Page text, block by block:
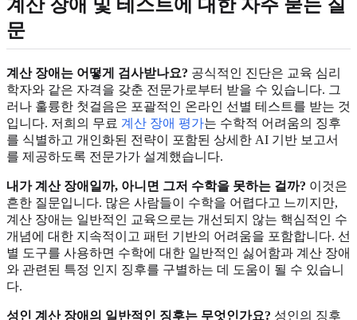
계산 장애 및 테스트에 대한 자주 묻는 질
문
계산 장애는 어떻게 검사받나요? 공식적인 진단은 교육 심리
학자와 같은 자격을 갖춘 전문가로부터 받을 수 있습니다. 그
러나 훌륭한 첫걸음은 포괄적인 온라인 선별 테스트를 받는 것
입니다. 저희의 무료 계산 장애 평가는 수학적 어려움의 징후
를 식별하고 개인화된 전략이 포함된 상세한 AI 기반 보고서
를 제공하도록 전문가가 설계했습니다.
내가 계산 장애일까, 아니면 그저 수학을 못하는 걸까? 이것은
흔한 질문입니다. 많은 사람들이 수학을 어렵다고 느끼지만,
계산 장애는 일반적인 교육으로는 개선되지 않는 핵심적인 수
개념에 대한 지속적이고 패턴 기반의 어려움을 포함합니다. 선
별 도구를 사용하면 수학에 대한 일반적인 싫어함과 계산 장애
와 관련된 특정 인지 징후를 구별하는 데 도움이 될 수 있습니
다.
성인 계산 장애의 일반적인 징후는 무엇인가요? 성인의 징후